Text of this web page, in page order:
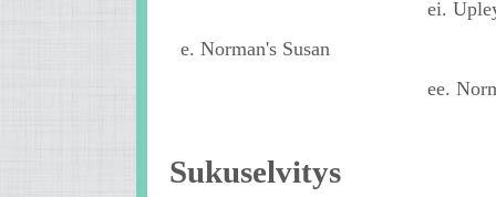
e. Norman's Susan
ei.
ee.
Sukuselvitys